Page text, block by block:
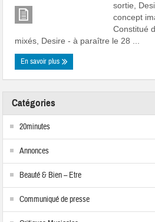
sortie,
concept
Constitué
mixés, Desire - à paraître le 28 ...
En savoir plus
Catégories
20minutes
Annonces
Beauté & Bien – Etre
Communiqué de presse